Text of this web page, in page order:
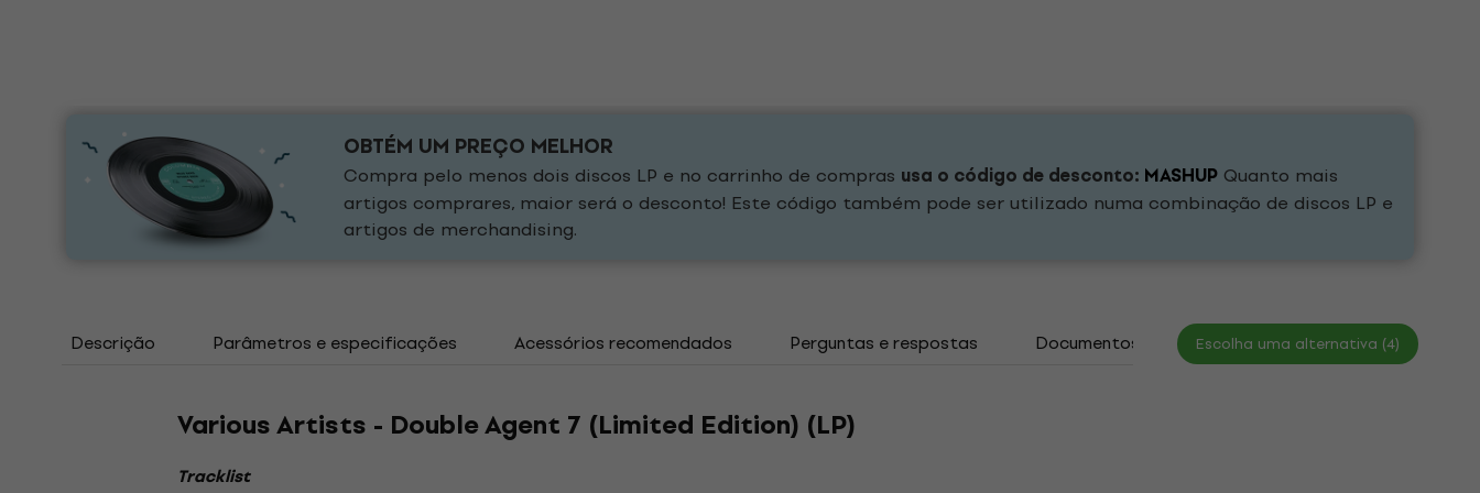
OBTÉM UM PREÇO MELHOR
Compra pelo menos dois discos LP e no carrinho de compras usa o código de desconto: MASHUP Quanto mais
artigos comprares, maior será o desconto! Este código também pode ser utilizado numa combinação de discos LP e
artigos de merchandising.
Descrição Parâmetros e especificações Acessórios recomendados Perguntas e respostas Documentos Escolha uma alternativa (4)
Various Artists - Double Agent 7 (Limited Edition) (LP)
Tracklist